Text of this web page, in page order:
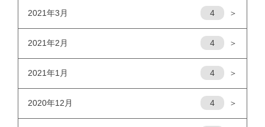
2021年3月 4 ＞
2021年2月 4 ＞
2021年1月 4 ＞
2020年12月 4 ＞